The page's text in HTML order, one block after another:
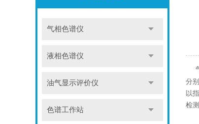
气相色谱仪
液相色谱仪
油气显示评价仪
色谱工作站
气
分
以
检